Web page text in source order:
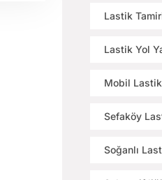
Lastik
Lastik Yol
Mobil
Sefaköy
Soğanlı